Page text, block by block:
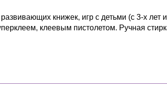
книжек, игр с детьми (с 3-х лет
клеевым пистолетом. Ручная
желтый